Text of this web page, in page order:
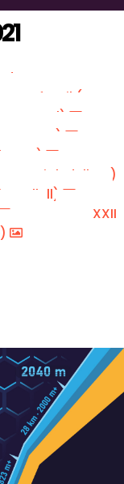
Curses per
Infantil (Marc
Cargol)
Navarro)
@corriolsdellum)
Cullell)
XXII